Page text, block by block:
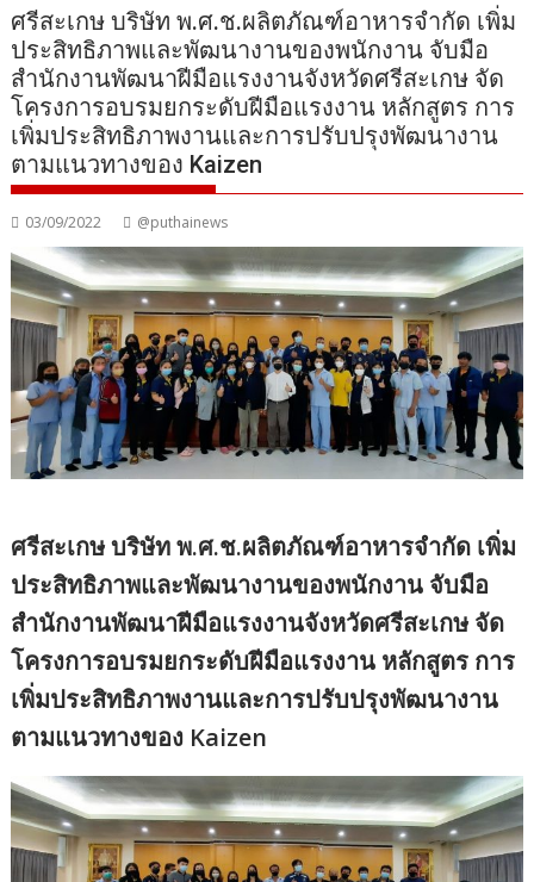
ศรีสะเกษ บริษัท พ.ศ.ช.ผลิตภัณฑ์อาหารจำกัด เพิ่ม
ประสิทธิภาพและพัฒนางานของพนักงาน จับมือ
สำนักงานพัฒนาฝีมือแรงงานจังหวัดศรีสะเกษ จัด
โครงการอบรมยกระดับฝีมือแรงงาน หลักสูตร การ
เพิ่มประสิทธิภาพงานและการปรับปรุงพัฒนางาน
ตามแนวทางของ Kaizen
03/09/2022 @puthainews
ศรีสะเกษ บริษัท พ.ศ.ช.ผลิตภัณฑ์อาหารจำกัด เพิ่ม
ประสิทธิภาพและพัฒนางานของพนักงาน จับมือ
สำนักงานพัฒนาฝีมือแรงงานจังหวัดศรีสะเกษ จัด
โครงการอบรมยกระดับฝีมือแรงงาน หลักสูตร การ
เพิ่มประสิทธิภาพงานและการปรับปรุงพัฒนางาน
ตามแนวทางของ Kaizen